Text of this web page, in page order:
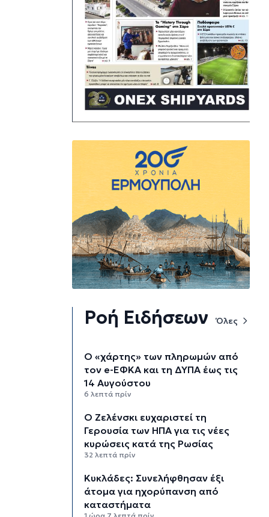
Ροή Ειδήσεων Όλες
Ο «χάρτης» των πληρωμών από
τον e-ΕΦΚΑ και τη ΔΥΠΑ έως τις
14 Αυγούστου
6 λεπτά πρίν
Ο Ζελένσκι ευχαριστεί τη
Γερουσία των ΗΠΑ για τις νέες
κυρώσεις κατά της Ρωσίας
32 λεπτά πρίν
Κυκλάδες: Συνελήφθησαν έξι
άτομα για ηχορύπανση από
καταστήματα